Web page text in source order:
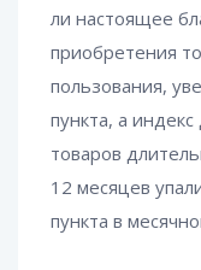
ли настоящее
приобретения
пользования,
пункта, а
товаров
12 месяцев
пункта в